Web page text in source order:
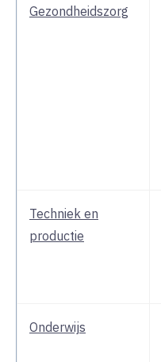
Gezondheidszorg
Techniek en
productie
Onderwijs